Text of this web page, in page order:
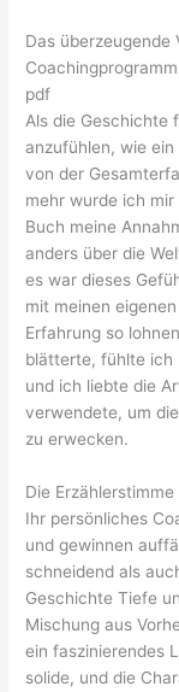
Das überzeugende
pdf
Als die Geschichte
anzufühlen, wie
von der
mehr wurde ich
Buch meine
anders über die
es war dieses
mit meinen
Erfahrung so
blätterte, fühlte ich
und ich liebte die
verwendete, um
zu erwecken.
Die
Ihr persönliches
und gewinnen
schneidend als
Geschichte Tiefe
Mischung aus
ein faszinierendes
solide, und die